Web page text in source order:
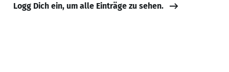
Logg Dich ein, um alle Einträge zu sehen.